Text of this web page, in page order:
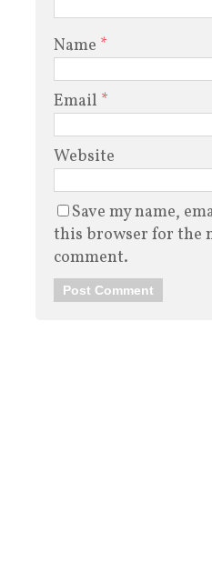
Name *
Email *
Website
Save my name,
this browser for the
comment.